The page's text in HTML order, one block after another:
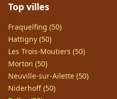
Top villes
Fraquelfing (50)
Hattigny (50)
Les Trois-Moutiers (50)
Morton (50)
Neuville-sur-Ailette (50)
Niderhoff (50)